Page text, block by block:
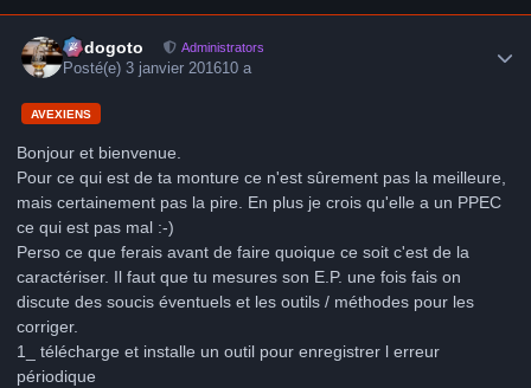
frédogoto Administrators
Posté(e)3 janvier 201610 a
AVEXIENS
Bonjour et bienvenue.
Pour ce qui est de ta monture ce n'est sûrement pas la meilleure,
mais certainement pas la pire. En plus je crois qu'elle a un PPEC
ce qui est pas mal :-)
Perso ce que ferais avant de faire quoique ce soit c'est de la
caractériser. Il faut que tu mesures son E.P. une fois fais on
discute des soucis éventuels et les outils / méthodes pour les
corriger.
1_ télécharge et installe un outil pour enregistrer l erreur
périodique